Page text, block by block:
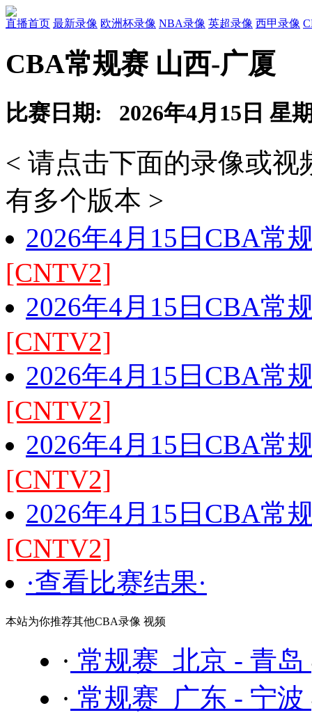
直播首页 最新录像 欧洲杯录像 NBA录像 英超录像 西甲录像
CBA常规赛 山西-广厦
比赛日期: 2026年4月15日 星
< 请点击下面的录像或
有多个版本 >
2026年4月15日CBA常
[CNTV2]
2026年4月15日CBA常
[CNTV2]
2026年4月15日CBA常
[CNTV2]
2026年4月15日CBA常
[CNTV2]
2026年4月15日CBA常
[CNTV2]
·查看比赛结果·
本站为你推荐其他CBA录像 视频
· 常规赛 北京 - 青岛
· 常规赛 广东 - 宁波